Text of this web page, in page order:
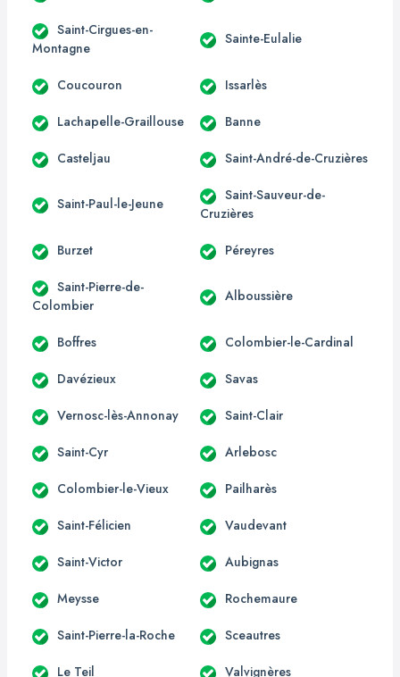
Saint-Cirgues-en-
Montagne
Sainte-Eulalie
Coucouron Issarlès
Lachapelle-Graillouse Banne
Casteljau Saint-André-de-Cruzières
Saint-Paul-le-Jeune
Saint-Sauveur-de-
Cruzières
Burzet Péreyres
Saint-Pierre-de-
Colombier
Alboussière
Boffres Colombier-le-Cardinal
Davézieux Savas
Vernosc-lès-Annonay Saint-Clair
Saint-Cyr Arlebosc
Colombier-le-Vieux Pailharès
Saint-Félicien Vaudevant
Saint-Victor Aubignas
Meysse Rochemaure
Saint-Pierre-la-Roche Sceautres
Le Teil Valvignères